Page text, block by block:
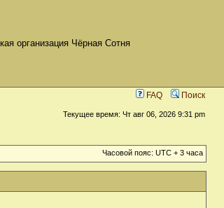
организация Чёрная Сотня
FAQ Поиск
Текущее время: Чт авг 06, 2026 9:31 pm
Часовой пояс: UTC + 3 часа